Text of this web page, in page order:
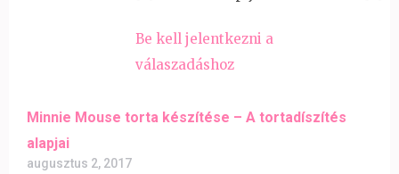
Be kell jelentkezni a
válaszadáshoz
Minnie Mouse torta készítése – A tortadíszítés
alapjai
augusztus 2, 2017